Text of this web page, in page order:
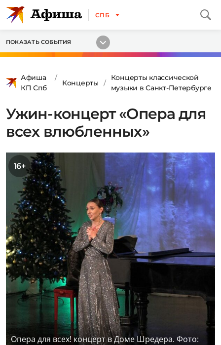
СПБ
ПОКАЗАТЬ СОБЫТИЯ
Афиша
КП Спб
Концерты
Концерты классической
музыки в Санкт-Петербурге
Ужин-концерт «Опера для
всех влюбленных»
16+
Опера для всех! концерт в Доме Шредера. Фото: